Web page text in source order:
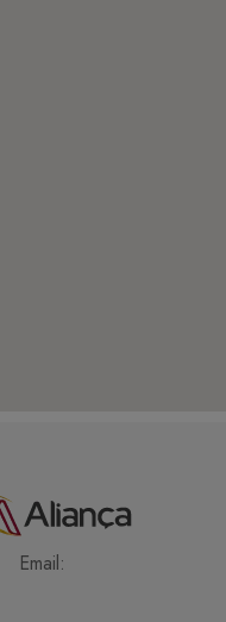
Email: